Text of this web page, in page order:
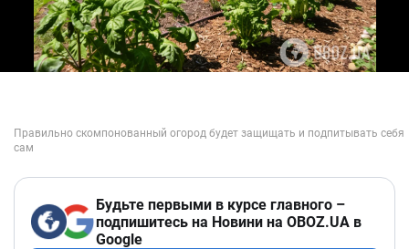
Будьте первыми в курсе главного –
подпишитесь на Новини на OBOZ.UA в
Google